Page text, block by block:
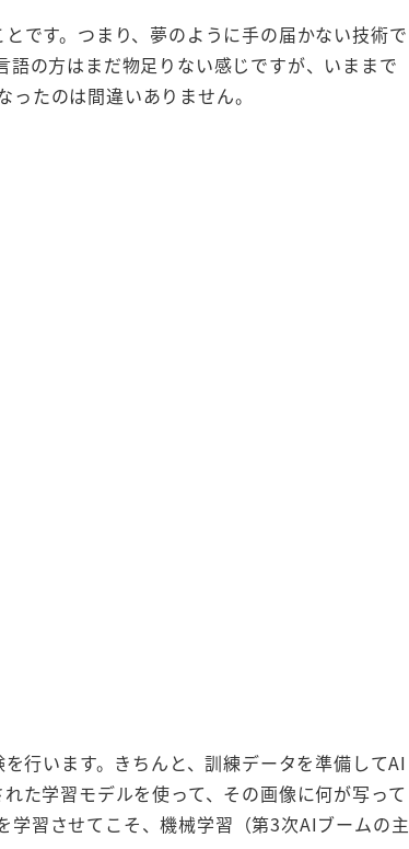
です。つまり、夢のように手の届かない技術で
の方はまだ物足りない感じですが、いままで
たのは間違いありません。
行います。きちんと、訓練データを準備してAI
た学習モデルを使って、その画像に何が写って
学習させてこそ、機械学習（第3次AIブームの主